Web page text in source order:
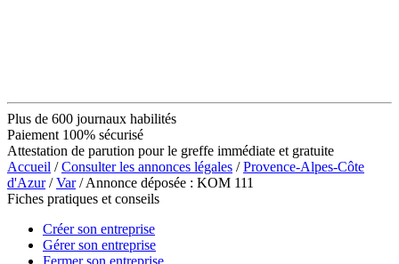
Plus de 600 journaux habilités
Paiement 100% sécurisé
Attestation de parution pour le greffe immédiate et gratuite
Accueil /Consulter les annonces légales /Provence-Alpes-Côte
d'Azur/Var/ Annonce déposée : KOM 111
Fiches pratiques et conseils
Créer son entreprise
Gérer son entreprise
Fermer son entreprise